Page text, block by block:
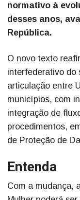
normativo à
desses anos,
República.
O novo texto
interfederativo do
articulação entre
municípios, com
integração de
procedimentos,
de Proteção de
Entenda
Com a mudança,